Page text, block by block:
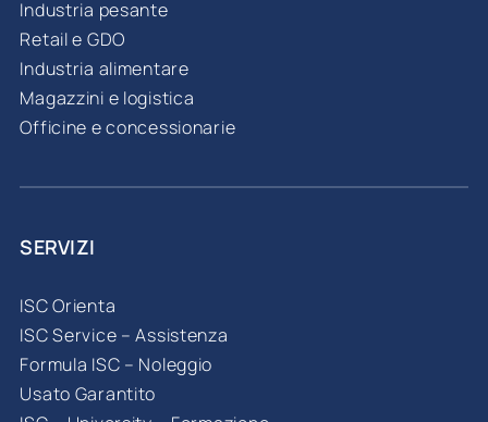
Industria pesante
Retail e GDO
Industria alimentare
Magazzini e logistica
Officine e concessionarie
SERVIZI
ISC Orienta
ISC Service – Assistenza
Formula ISC – Noleggio
Usato Garantito